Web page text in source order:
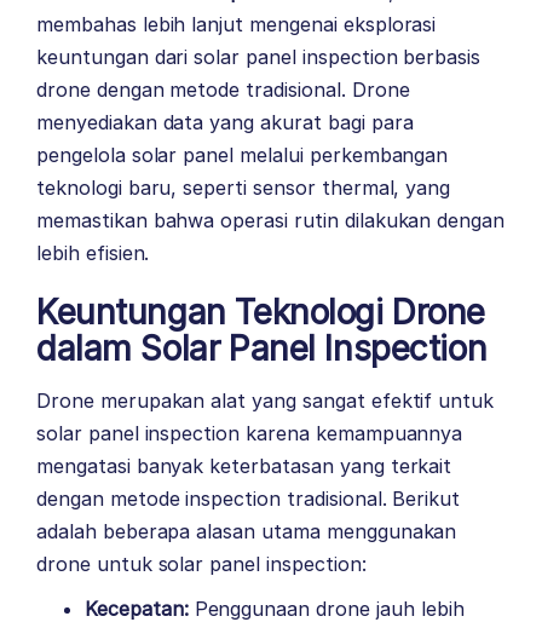
membahas lebih lanjut mengenai eksplorasi
keuntungan dari solar panel inspection berbasis
drone dengan metode tradisional. Drone
menyediakan data yang akurat bagi para
pengelola solar panel melalui perkembangan
teknologi baru, seperti sensor thermal, yang
memastikan bahwa operasi rutin dilakukan dengan
lebih efisien.
Keuntungan Teknologi Drone
dalam Solar Panel Inspection
Drone merupakan alat yang sangat efektif untuk
solar panel inspection karena kemampuannya
mengatasi banyak keterbatasan yang terkait
dengan metode inspection tradisional. Berikut
adalah beberapa alasan utama menggunakan
drone untuk solar panel inspection:
Kecepatan:Penggunaan drone jauh lebih